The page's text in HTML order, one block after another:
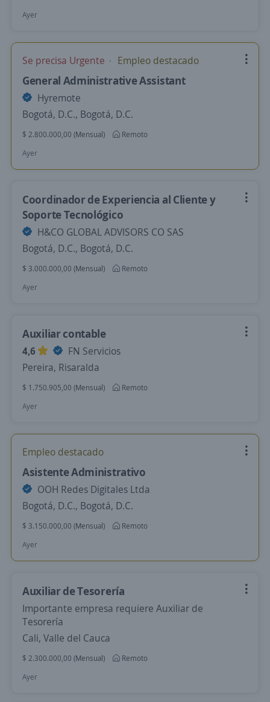
Ayer
Se precisa Urgente Empleo destacado
General Administrative Assistant
Hyremote
Bogotá, D.C., Bogotá, D.C.
$ 2.800.000,00 (Mensual)
Remoto
Ayer
Coordinador de Experiencia al Cliente y
Soporte Tecnológico
H&CO GLOBAL ADVISORS CO SAS
Bogotá, D.C., Bogotá, D.C.
$ 3.000.000,00 (Mensual)
Remoto
Ayer
Auxiliar contable
4,6
FN Servicios
Pereira, Risaralda
$ 1.750.905,00 (Mensual)
Remoto
Ayer
Empleo destacado
Asistente Administrativo
OOH Redes Digitales Ltda
Bogotá, D.C., Bogotá, D.C.
$ 3.150.000,00 (Mensual)
Remoto
Ayer
Auxiliar de Tesorería
Importante empresa requiere Auxiliar de
Tesorería
Cali, Valle del Cauca
$ 2.300.000,00 (Mensual)
Remoto
Ayer